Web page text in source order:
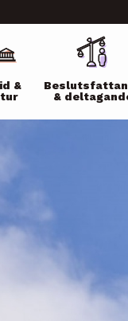
&
&